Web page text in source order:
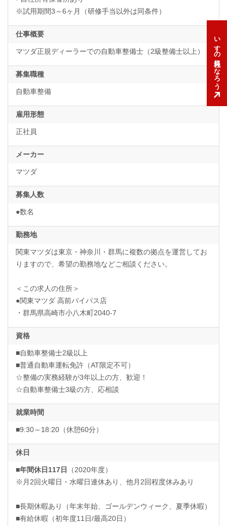
いすゞの社員になろう
※試用期間3～6ヶ月（研修手当以外は同条件）
仕事概要
マツダ正規ディーラーでの自動車整備士（2級整備士以上）
募集職種
自動車整備
雇用形態
正社員
メーカー
マツダ
募集人数
●数名
勤務地
関東マツダは東京・神奈川・群馬に複数の拠点を運営してお
りますので、希望の勤務地などご相談ください。
＜この求人の住所＞
●関東マツダ 高前バイパス店
・群馬県高崎市小八木町2040-7
資格
■自動車整備士2級以上
■普通自動車運転免許（AT限定不可）
☆整備の実務経験が3年以上の方、歓迎！
☆自動車整備士3級の方、応相談
就業時間
■9:30～18:20（休憩60分）
休日
■年間休日117日
（2020年度）
※月2回火曜日・水曜日連休あり、他月2回程度休みあり
■長期休暇あり（年末年始、ゴールデンウィーク、夏季休暇）
■有給休暇（初年度11日/最高20日）